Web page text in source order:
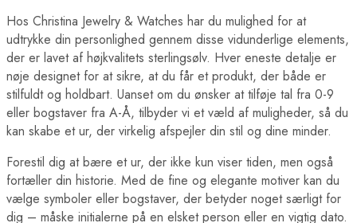
Hos Christina Jewelry & Watches har du mulighed for at
udtrykke din personlighed gennem disse vidunderlige elements,
der er lavet af højkvalitets sterlingsølv. Hver eneste detalje er
nøje designet for at sikre, at du får et produkt, der både er
stilfuldt og holdbart. Uanset om du ønsker at tilføje tal fra 0-9
eller bogstaver fra A-Å, tilbyder vi et væld af muligheder, så du
kan skabe et ur, der virkelig afspejler din stil og dine minder.
Forestil dig at bære et ur, der ikke kun viser tiden, men også
fortæller din historie. Med de fine og elegante motiver kan du
vælge symboler eller bogstaver, der betyder noget særligt for
dig – måske initialerne på en elsket person eller en vigtig dato.